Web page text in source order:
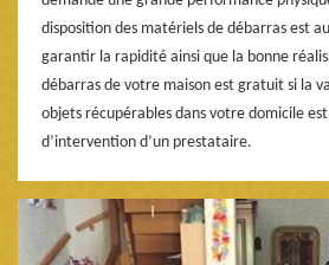
disposition des matériels de débarras est
garantir la rapidité ainsi que la bonne
débarras de votre maison est gratuit si la
objets récupérables dans votre domicile
d’intervention d’un prestataire.